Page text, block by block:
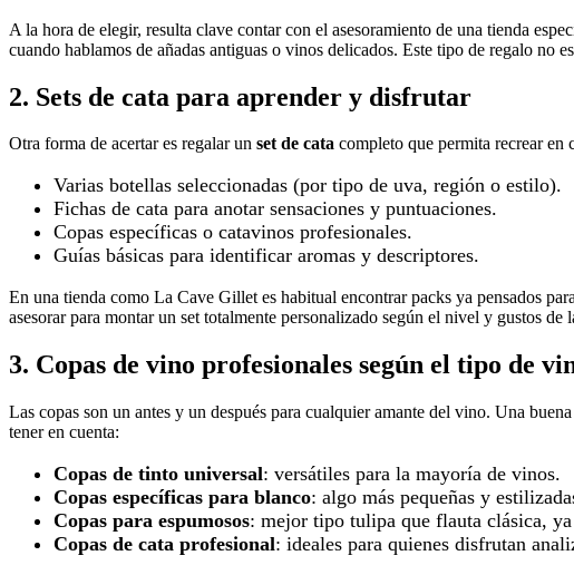
A la hora de elegir, resulta clave contar con el asesoramiento de una tienda
cuando hablamos de añadas antiguas o vinos delicados. Este tipo de regalo no
2. Sets de cata para aprender y disfrutar
Otra forma de acertar es regalar un set de cata completo que permita recrear en
Varias botellas seleccionadas (por tipo de uva, región o estilo).
Fichas de cata para anotar sensaciones y puntuaciones.
Copas específicas o catavinos profesionales.
Guías básicas para identificar aromas y descriptores.
En una tienda como La Cave Gillet es habitual encontrar packs ya pensados
asesorar para montar un set totalmente personalizado según el nivel y gustos de
3. Copas de vino profesionales según el tipo de
Las copas son un antes y un después para cualquier amante del vino. Una
tener en cuenta:
Copas de tinto universal: versátiles para la mayoría de vinos.
Copas específicas para blanco: algo más pequeñas y
Copas para espumosos: mejor tipo tulipa que flauta clásica,
Copas de cata profesional: ideales para quienes disfrutan